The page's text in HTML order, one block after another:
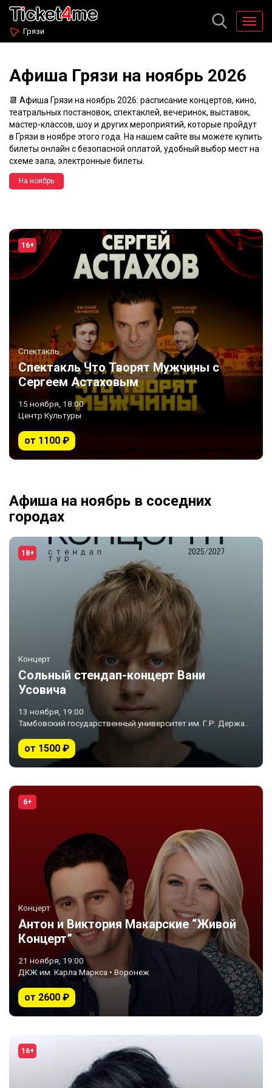
Грязи
Афиша Грязи на ноябрь 2026
📆 Афиша Грязи на ноябрь 2026: расписание концертов, кино,
театральных постановок, спектаклей, вечеринок, выставок,
мастер-классов, шоу и других мероприятий, которые пройдут
в Грязи в ноябре этого года. На нашем сайте вы можете купить
билеты онлайн с безопасной оплатой, удобный выбор мест на
схеме зала, электронные билеты.
На ноябрь
16+
Спектакль
Спектакль Что Творят Мужчины с
Сергеем Астаховым
15 ноября, 18:00
Центр Культуры
от 1100 ₽
Афиша на ноябрь в соседних
городах
18+
Концерт
Сольный стендап-концерт Вани
Усовича
13 ноября, 19:00
от 1500 ₽
6+
Концерт
Антон и Виктория Макарские “Живой
Концерт”
21 ноября, 19:00
ДКЖ им. Карла Маркса • Воронеж
от 2600 ₽
16+